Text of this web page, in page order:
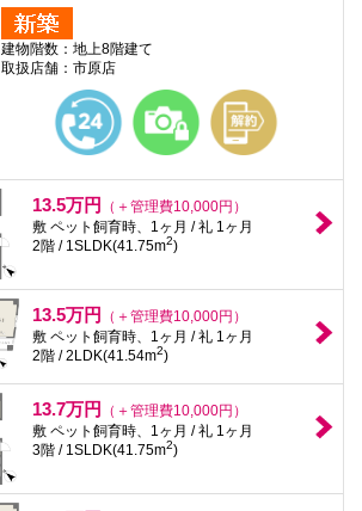
建物階数：地上8階建て
取扱店舗：市原店
13.5万円
（＋管理費10,000円）
敷 ペット飼育時、1ヶ月 / 礼 1ヶ月
2階 / 1SLDK(41.75m2)
13.5万円
（＋管理費10,000円）
敷 ペット飼育時、1ヶ月 / 礼 1ヶ月
2階 / 2LDK(41.54m2)
13.7万円
（＋管理費10,000円）
敷 ペット飼育時、1ヶ月 / 礼 1ヶ月
3階 / 1SLDK(41.75m2)